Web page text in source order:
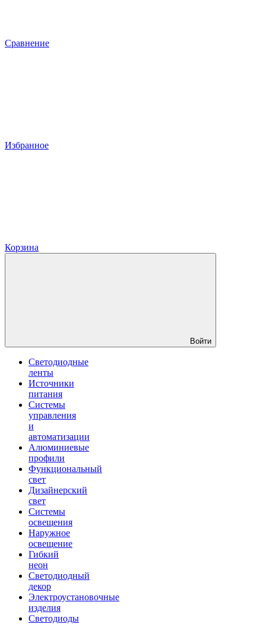
Сравнение
Избранное
Корзина
Войти
Светодиодные
ленты
Источники
питания
Системы
управления
и
автоматизации
Алюминиевые
профили
Функциональный
свет
Дизайнерский
свет
Системы
освещения
Наружное
освещение
Гибкий
неон
Светодиодный
декор
Электроустановочные
изделия
Светодиоды